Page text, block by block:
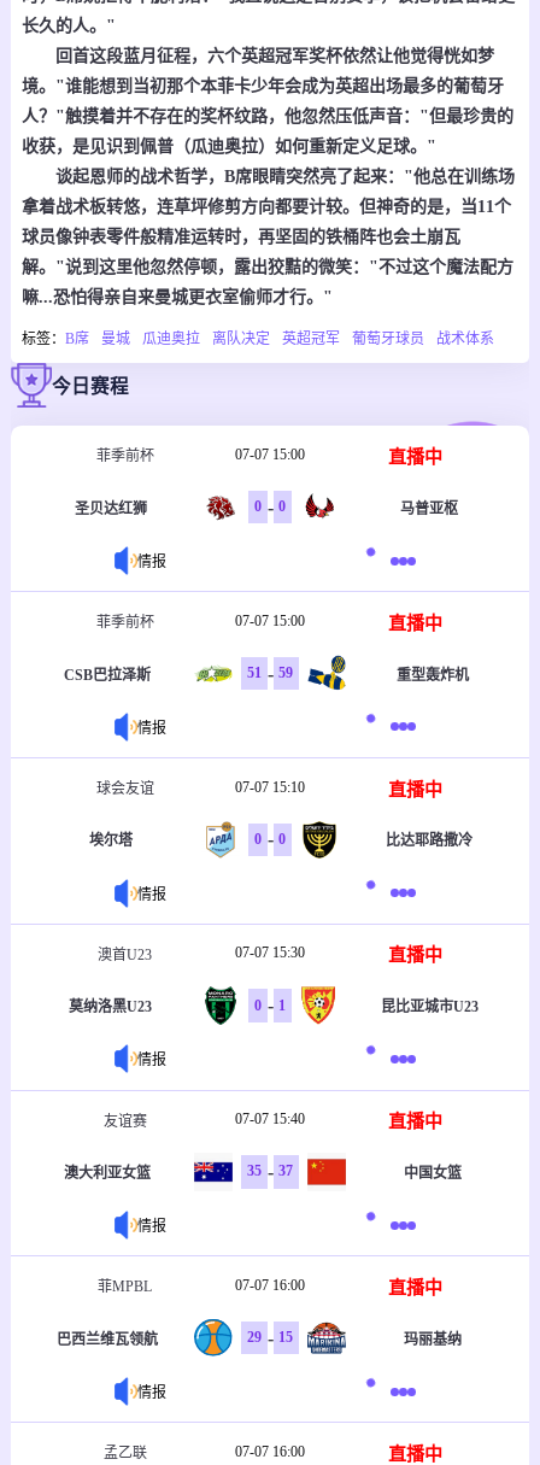
长久的人。"
回首这段蓝月征程，六个英超冠军奖杯依然让他觉得恍如梦
境。"谁能想到当初那个本菲卡少年会成为英超出场最多的葡萄牙
人？"触摸着并不存在的奖杯纹路，他忽然压低声音："但最珍贵的
收获，是见识到佩普（瓜迪奥拉）如何重新定义足球。"
谈起恩师的战术哲学，B席眼睛突然亮了起来："他总在训练场
拿着战术板转悠，连草坪修剪方向都要计较。但神奇的是，当11个
球员像钟表零件般精准运转时，再坚固的铁桶阵也会土崩瓦
解。"说到这里他忽然停顿，露出狡黠的微笑："不过这个魔法配方
嘛...恐怕得亲自来曼城更衣室偷师才行。"
标签： B席 曼城 瓜迪奥拉 离队决定 英超冠军 葡萄牙球员 战术体系
今日赛程
菲季前杯 07-07 15:00 直播中
圣贝达红狮 0 - 0 马普亚枢
情报
菲季前杯 07-07 15:00 直播中
CSB巴拉泽斯 51 - 59 重型轰炸机
情报
球会友谊 07-07 15:10 直播中
埃尔塔 0 - 0 比达耶路撒冷
情报
澳首U23 07-07 15:30 直播中
莫纳洛黑U23 0 - 1 昆比亚城市U23
情报
友谊赛 07-07 15:40 直播中
澳大利亚女篮 35 - 37 中国女篮
情报
菲MPBL 07-07 16:00 直播中
巴西兰维瓦领航 29 - 15 玛丽基纳
情报
孟乙联 07-07 16:00 直播中